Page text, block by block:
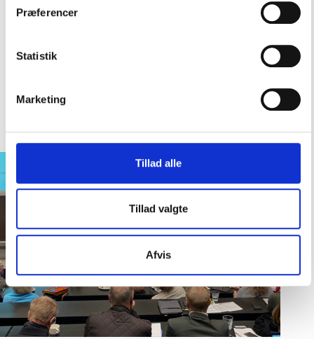
Præferencer
Statistik
Marketing
Tillad alle
Tillad valgte
Afvis
Denne præsentation blev fulgt op af en runde med
interviews med repræsentanter fra samråd inden for
idræt, kultur, aftenskoler og spejdere. Formålet var
at præsentere samrådenes erfaringer med eksempler
hvad de mener er afgørende for et godt samspil
mellem kommuner og samråd.